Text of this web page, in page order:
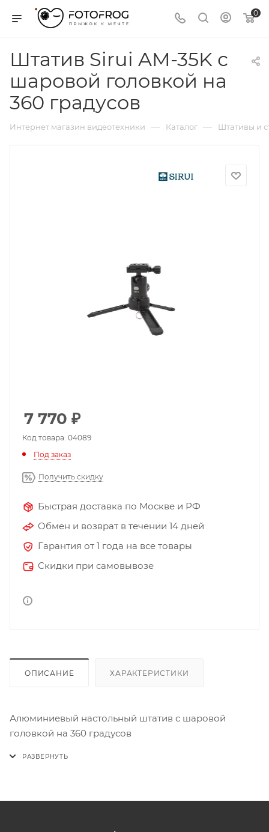
0
Штатив Sirui AM-35K с
шаровой головкой на
360 градусов
Интернет магазин видеотехники — Каталог — Штативы и
7 770 ₽
Код товара: 04089
Под заказ
Получить скидку
Быстрая доставка по Москве и РФ
Обмен и возврат в течении 14 дней
Гарантия от 1 года на все товары
Скидки при самовывозе
ОПИСАНИЕ ХАРАКТЕРИСТИКИ
Алюминиевый настольный штатив с шаровой
головкой на 360 градусов